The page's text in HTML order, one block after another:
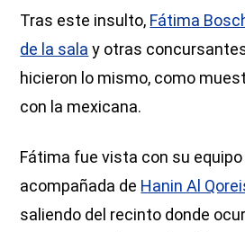
Tras este insulto, Fátima
de la sala y otras
hicieron lo mismo, como
con la mexicana.
Fátima fue vista con su
acompañada de Hanin Al
saliendo del recinto donde